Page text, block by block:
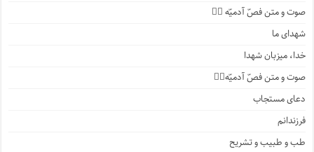
صوت و متن فصّ آدمیّه ۲️⃣
شهدای ما
خدا، میزبان شهدا
صوت و متن فصّ آدمیّه۱️⃣
دعای مستجاب
فرزندانم
طب و طبیب و تشریح